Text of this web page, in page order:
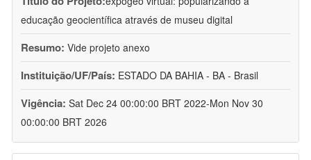
educação geocientífica através de museu digital
Resumo: Vide projeto anexo
Instituição/UF/País: ESTADO DA BAHIA - BA - Brasil
Vigência: Sat Dec 24 00:00:00 BRT 2022-Mon Nov 30
00:00:00 BRT 2026